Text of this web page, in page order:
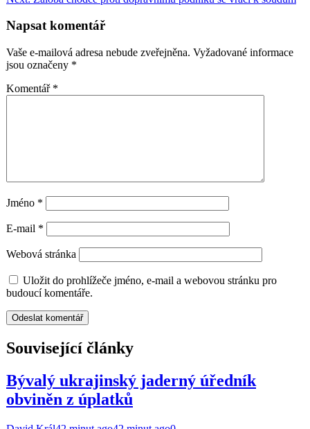
Napsat komentář
Vaše e-mailová adresa nebude zveřejněna. Vyžadované informace
jsou označeny *
Komentář *
Jméno *
E-mail *
Webová stránka
Uložit do prohlížeče jméno, e-mail a webovou stránku pro
budoucí komentáře.
Související články
Bývalý ukrajinský jaderný úředník
obviněn z úplatků